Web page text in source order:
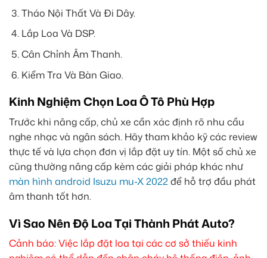
Tháo Nội Thất Và Đi Dây.
Lắp Loa Và DSP.
Cân Chỉnh Âm Thanh.
Kiểm Tra Và Bàn Giao.
Kinh Nghiệm Chọn Loa Ô Tô Phù Hợp
Trước khi nâng cấp, chủ xe cần xác định rõ nhu cầu
nghe nhạc và ngân sách. Hãy tham khảo kỹ các review
thực tế và lựa chọn đơn vị lắp đặt uy tín. Một số chủ xe
cũng thường nâng cấp kèm các giải pháp khác như
màn hình android Isuzu mu-X 2022để hỗ trợ đầu phát
âm thanh tốt hơn.
Vì Sao Nên Độ Loa Tại Thành Phát Auto?
Cảnh báo: Việc lắp đặt loa tại các cơ sở thiếu kinh